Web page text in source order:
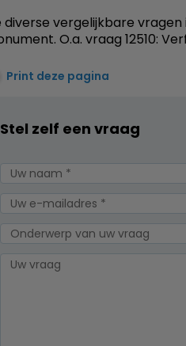
diverse vergelijkbare
O.a. vraag 12510:
Print deze pagina
Stel zelf een vraag